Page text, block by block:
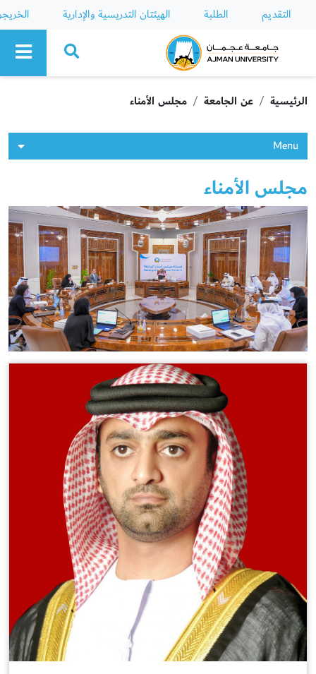
التقديم الطلبة الهيئتان التدريسية والإدارية
Ajman University
الرئيسية عن الجامعة مجلس الأمناء
Menu
مجلس الأمناء